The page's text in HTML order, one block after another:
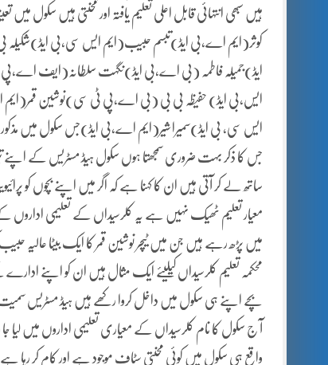
ہیں سبھی انتہائی قابل اعلی تعلیم یافتہ اور محنتی ہیں سکول میں
کوثر(ایم اے،بی ایڈ)تبسم حبیب(ایم ایس سی،بی
ایڈ)جمیلہ فاطمہ (بی اے،بی ایڈ)نگہت سلطانہ(ایف اے،پی
ایس،بی ایڈ) حفیظہ بی بی (بی اے،پی ٹی سی)نوشین
ایس سی، بی ایڈ)سمیرا شیر(ایم اے،بی ایڈ)جس سکول میں مذکورہ
جس کا ذکر بہت ضروری سمجھتا ہوں سکول ہیڈ مسٹریس کے
ساتھ لے کر آتی ہیں ان کا کہنا ہے کہ اگر میں اپنے بچوں کو
معیار تعلیم ٹھیک نہیں ہے یہ کلرسیداں کے تعلیمی اداروں
میں پڑھ رہے ہیں جن میں ٹیچر نوشین قمر کا ایک بیٹا عالیہ حبیب
محکمہ تعلیم کلرسیداں کیلیئے ایک مثال ہیں ان کو اپنے ادارے
بچے اپنے ہی سکول میں داخل کروا رکھے ہیں ہیڈ مسٹریس
آ ج سکول کا نام کلرسیداں کے معیاری تعلیمی اداروں میں لیا
واقع ہی سکول میں کوئی محنتی سٹاف موجود ہے اور کام کر رہا